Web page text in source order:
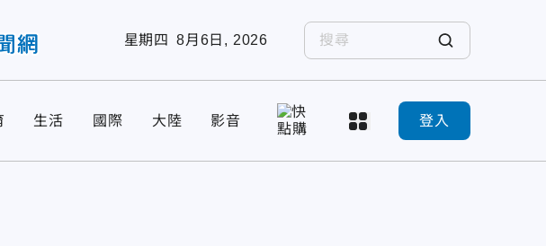
星期四 8月6日, 2026
生活 國際 大陸 影音 登入